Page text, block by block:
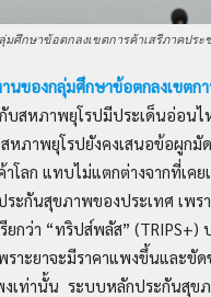
ศึกษาข้อตกลงเขตการค้าเสรีภาคประ
นของกลุ่มศึกษาข้อตกลงเขตก
บสหภาพยุโรปมีประเด็นอ่อนไ
หภาพยุโรปยังคงเสนอข้อผูก
โลก แทบไม่แตกต่างจากที่เค
ระกันสุขภาพของประเทศ เพ
ยกว่า “ทริปส์พลัส” (TRIPS+)
าะยาจะมีราคาแพงขึ้นและขั
เท่านั้น ระบบหลักประกันสุข